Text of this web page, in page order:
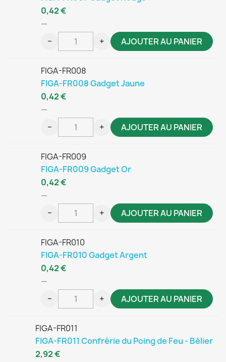
—
0,42 €
− + AJOUTER AU PANIER
FIGA-FR008
FIGA-FR008 Gadget Jaune
—
0,42 €
− + AJOUTER AU PANIER
FIGA-FR009
FIGA-FR009 Gadget Or
—
0,42 €
− + AJOUTER AU PANIER
FIGA-FR010
FIGA-FR010 Gadget Argent
—
0,42 €
− + AJOUTER AU PANIER
FIGA-FR011
FIGA-FR011 Confrérie du Poing de Feu - Bélier
2,92 €